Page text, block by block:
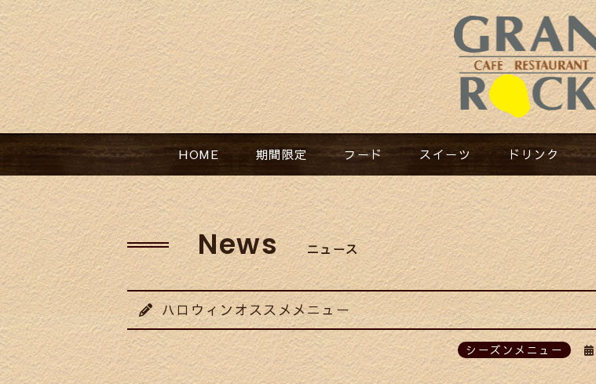
HOME​ 期間限定​ フード​ スイーツ​ ドリンク​
News ニュース
ハロウィンオススメメニュー
シーズンメニュー